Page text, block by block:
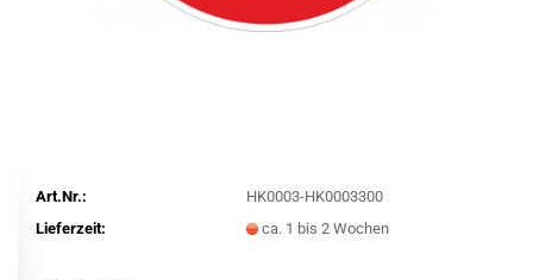
Art.Nr.:
HK0003-HK0003300
Lieferzeit:
ca. 1 bis 2 Wochen